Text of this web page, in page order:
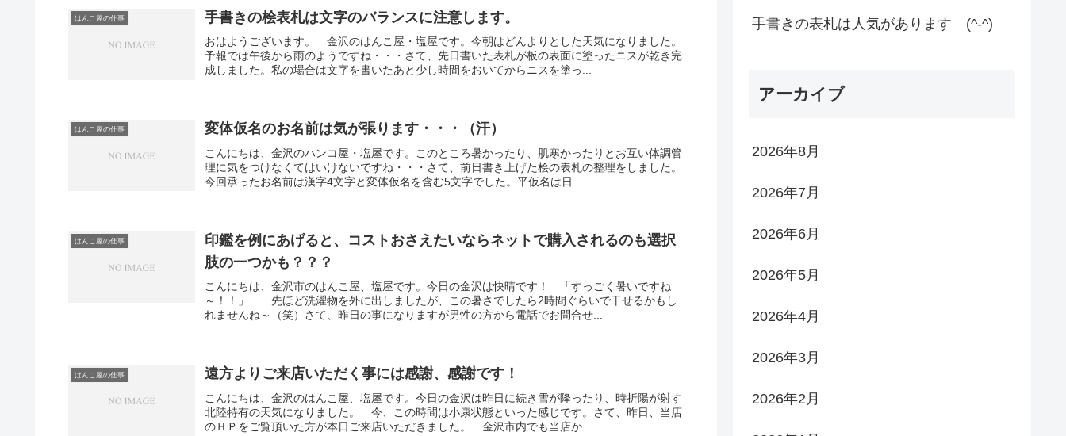
はんこ屋の仕事 手書きの桧表札は文字のバランスに注意します。
おはようございます。 金沢のはんこ屋・塩屋です。今朝はどんよりとした天気になりました。
予報では午後から雨のようですね・・・さて、先日書いた表札が板の表面に塗ったニスが乾き完
成しました。私の場合は文字を書いたあと少し時間をおいてからニスを塗っ...
はんこ屋の仕事 変体仮名のお名前は気が張ります・・・（汗）
こんにちは、金沢のハンコ屋・塩屋です。このところ暑かったり、肌寒かったりとお互い体調管
理に気をつけなくてはいけないですね・・・さて、前日書き上げた桧の表札の整理をしました。
今回承ったお名前は漢字4文字と変体仮名を含む5文字でした。平仮名は日...
はんこ屋の仕事
印鑑を例にあげると、コストおさえたいならネットで購入されるのも選択
肢の一つかも？？？
こんにちは、金沢市のはんこ屋、塩屋です。今日の金沢は快晴です！ 「すっごく暑いですね
～！！」 先ほど洗濯物を外に出しましたが、この暑さでしたら2時間ぐらいで干せるかもし
れませんね～（笑）さて、昨日の事になりますが男性の方から電話でお問合せ...
はんこ屋の仕事 遠方よりご来店いただく事には感謝、感謝です！
こんにちは、金沢のはんこ屋、塩屋です。今日の金沢は昨日に続き雪が降ったり、時折陽が射す
北陸特有の天気になりました。 今、この時間は小康状態といった感じです。さて、昨日、当店
のＨＰをご覧頂いた方が本日ご来店いただきました。 金沢市内でも当店か...
手書きの表札は人気があります (^-^)
アーカイブ
2026年8月
2026年7月
2026年6月
2026年5月
2026年4月
2026年3月
2026年2月